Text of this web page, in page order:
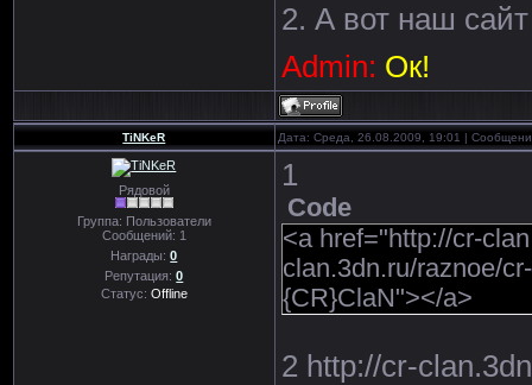
2. А вот наш
Admin: Ок!
TiNKeR Дата: Среда, 26.08.2009, 19:01 |
Рядовой
Группа: Пользователи
Сообщений: 1
Награды:0
Репутация:0
Статус: Offline
1
Code
<a href="http://cr-
clan.3dn.ru/raznoe/
{CR}ClaN"></a>
2 http://cr-